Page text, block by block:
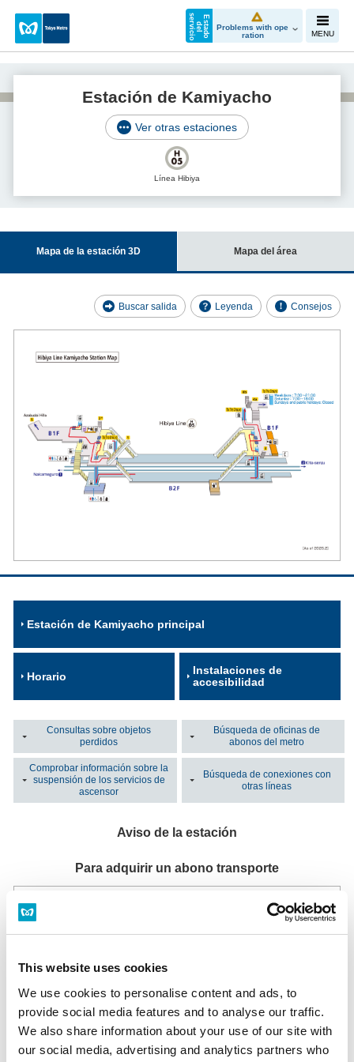
This website uses cookies
We use cookies to personalise content and ads, to
provide social media features and to analyse our traffic.
We also share information about your use of our site with
our social media, advertising and analytics partners who
E
s
t
a
d
o
de
l
s e
rv
i
c
i
o
Problems with ope
ration
MENU
Estación de Kamiyacho
Ver otras estaciones
Línea Hibiya
Mapa de la estación 3D Mapa del área
Buscar salida Leyenda Consejos
Estación de Kamiyacho principal
Horario
Instalaciones de
accesibilidad
Consultas sobre objetos
perdidos
Búsqueda de oficinas de
abonos del metro
Comprobar información sobre la
suspensión de los servicios de
ascensor
Búsqueda de conexiones con
otras líneas
Aviso de la estación
Para adquirir un abono transporte
Oficinas y consultas sobre abonos
Esta estación no tiene oficinas y consultas sobre abonos de Tokyo Metro.
Máquina de billetes multifuncional
Horario: Del primer al último tren
Máquina de billetes multifuncional
¿Ha perdido un objeto?